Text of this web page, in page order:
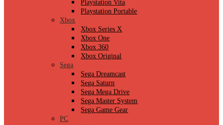
Playstation Vita
Playstation Portable
Xbox
Xbox Series X
Xbox One
Xbox 360
Xbox Original
Sega
Sega Dreamcast
Sega Saturn
Sega Mega Drive
Sega Master System
Sega Game Gear
PC